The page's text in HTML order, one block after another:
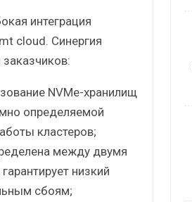
интеграция
cloud. Синергия
NVMe-хранилищ
определяемой
кластеров;
между двумя
низкий
сбоям;